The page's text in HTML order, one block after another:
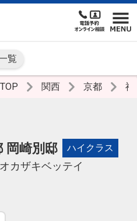
覧
関西 京都
岡崎別邸 ハイクラス
カザキベッテイ